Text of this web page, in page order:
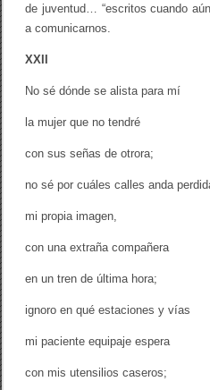
de juventud… “escritos cuando
a comunicarnos.
XXII
No sé dónde se alista para mí
la mujer que no tendré
con sus señas de otrora;
no sé por cuáles calles anda
mi propia imagen,
con una extraña compañera
en un tren de última hora;
ignoro en qué estaciones y vías
mi paciente equipaje espera
con mis utensilios caseros;